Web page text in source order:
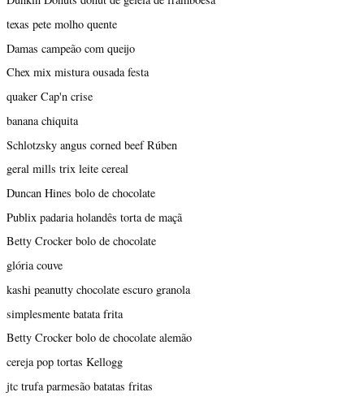
texas pete molho quente
Damas campeão com queijo
Chex mix mistura ousada festa
quaker Cap'n crise
banana chiquita
Schlotzsky angus corned beef Rúben
geral mills trix leite cereal
Duncan Hines bolo de chocolate
Publix padaria holandês torta de maçã
Betty Crocker bolo de chocolate
glória couve
kashi peanutty chocolate escuro granola
simplesmente batata frita
Betty Crocker bolo de chocolate alemão
cereja pop tortas Kellogg
jtc trufa parmesão batatas fritas